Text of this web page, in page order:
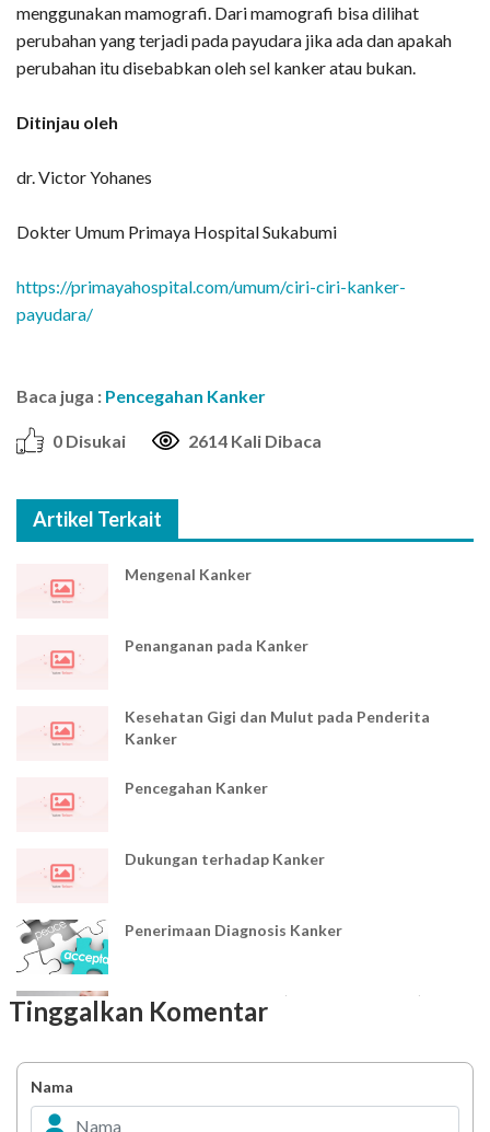
menggunakan mamografi. Dari mamografi bisa dilihat
perubahan yang terjadi pada payudara jika ada dan apakah
perubahan itu disebabkan oleh sel kanker atau bukan.
Ditinjau oleh
dr. Victor Yohanes
Dokter Umum Primaya Hospital Sukabumi
https://primayahospital.com/umum/ciri-ciri-kanker-
payudara/
Baca juga : Pencegahan Kanker
0 Disukai 2614 Kali Dibaca
Artikel Terkait
Mengenal Kanker
Penanganan pada Kanker
Kesehatan Gigi dan Mulut pada Penderita
Kanker
Pencegahan Kanker
Dukungan terhadap Kanker
Penerimaan Diagnosis Kanker
Kanker Getah Bening (Penyakit Limfoma)
Tinggalkan Komentar
Nama